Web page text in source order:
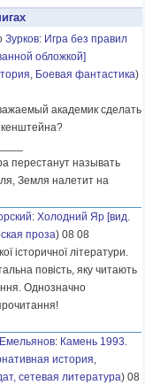
Зурков: Игра без правил
обложкой]
, Боевая фантастика)
академик сделать
перестанут называть
Земля налетит на
: Холодний Яр [вид.
проза) 08 08
історичної літератури.
повість, яку читають
Однозначно
Емельянов: Камень 1993.
история,
сетевая литература) 08